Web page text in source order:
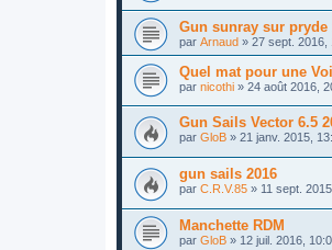
Gun sunray sur
par Arnaud » 27 sept. 2016,
Quel mat pour une
par nicothi » 24 août 2016,
Gun Sails Vector 6.5
par GloB » 21 janv. 2015,
gun sails 2016
par C.R.V.85 » 11 sept.
Manchette RDM
par GloB » 12 juil. 2016,